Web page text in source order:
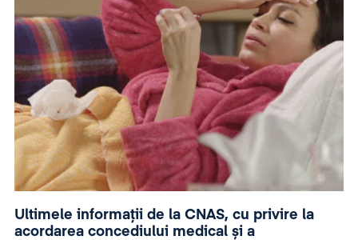
Ultimele informații de la CNAS, cu privire la
acordarea concediului medical și a